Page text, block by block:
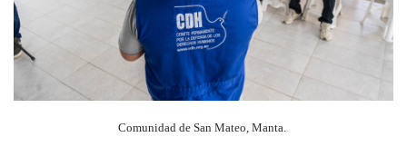
Comunidad de San Mateo, Manta.